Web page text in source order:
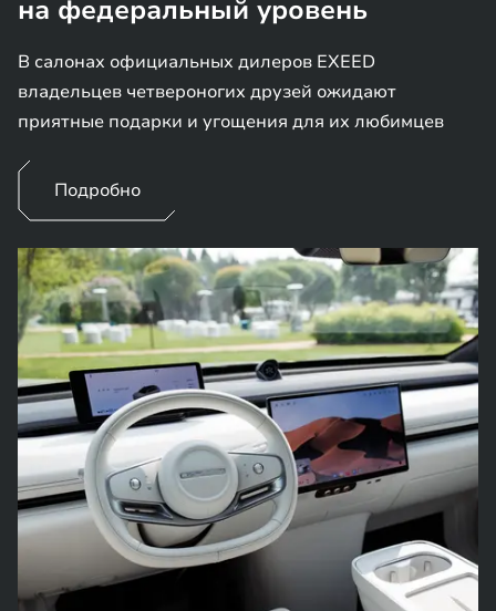
на федеральный уровень
В салонах официальных дилеров EXEED
владельцев четвероногих друзей ожидают
приятные подарки и угощения для их любимцев
Подробно